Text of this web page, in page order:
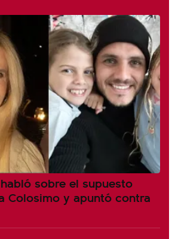
sobre el supuesto
Colosimo y apuntó contra